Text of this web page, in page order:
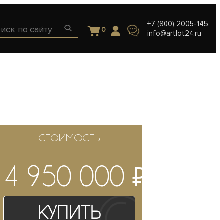
0
+7 (800) 2005-145
info@artlot24.ru
СТОИМОСТЬ
4 950 000 ₽
Купить